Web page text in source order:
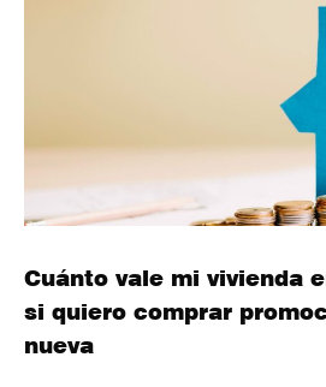
Cuánto vale mi vivienda
si quiero comprar
nueva